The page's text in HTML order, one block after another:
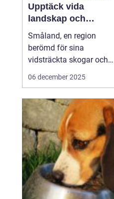
Upptäck vida
landskap och
majestätiska älgar
Småland, en region
berömd för sina
vidsträckta skogar och
glittrande sjöar, har mer
väntar en speciell
upplevelse för dem som
vill se älgar i...
06 december 2025